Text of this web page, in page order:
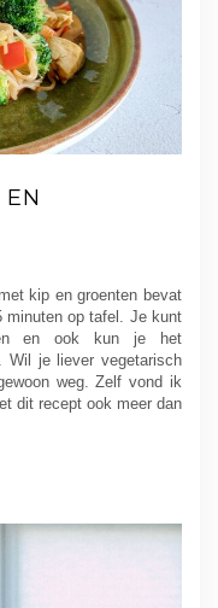
kip en groenten bevat
minuten op tafel. Je kunt
en ook kun je het
Wil je liever vegetarisch
weg. Zelf vond ik
dit recept ook meer dan